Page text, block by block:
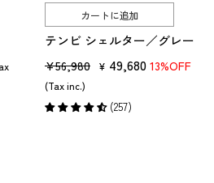
カートに追加
テンビ シェルター／グレー
販
売
価
¥56,980 セ
ル
¥ 49,680 13%OFF
(Tax inc.)
(257)